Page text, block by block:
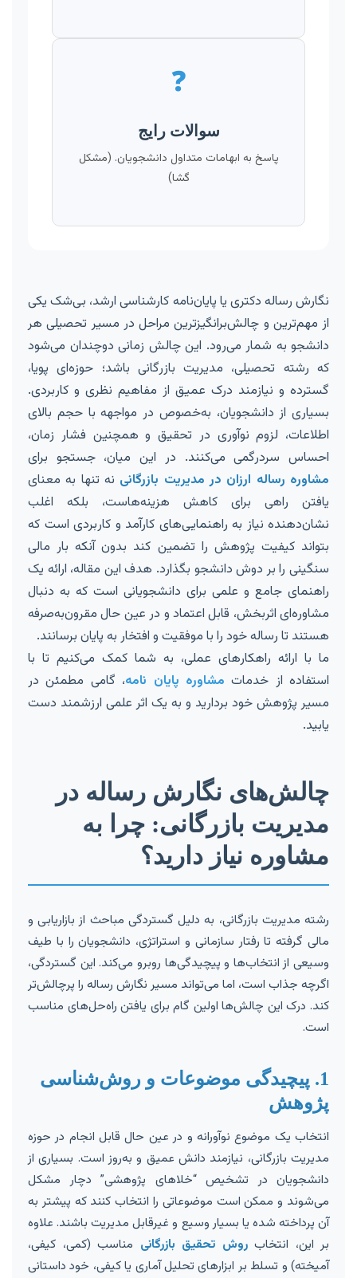
❓
سوالات رایج
پاسخ به ابهامات متداول دانشجویان. (مشکل
گشا)
نگارش رساله دکتری یا پایان‌نامه کارشناسی ارشد، بی‌شک یکی
از مهم‌ترین و چالش‌برانگیزترین مراحل در مسیر تحصیلی هر
دانشجو به شمار می‌رود. این چالش زمانی دوچندان می‌شود
که رشته تحصیلی، مدیریت بازرگانی باشد؛ حوزه‌ای پویا،
گسترده و نیازمند درک عمیق از مفاهیم نظری و کاربردی.
بسیاری از دانشجویان، به‌خصوص در مواجهه با حجم بالای
اطلاعات، لزوم نوآوری در تحقیق و همچنین فشار زمان،
احساس سردرگمی می‌کنند. در این میان، جستجو برای
مشاوره رساله ارزان در مدیریت بازرگانی نه تنها به معنای
یافتن راهی برای کاهش هزینه‌هاست، بلکه اغلب
نشان‌دهنده نیاز به راهنمایی‌های کارآمد و کاربردی است که
بتواند کیفیت پژوهش را تضمین کند بدون آنکه بار مالی
سنگینی را بر دوش دانشجو بگذارد. هدف این مقاله، ارائه یک
راهنمای جامع و علمی برای دانشجویانی است که به دنبال
مشاوره‌ای اثربخش، قابل اعتماد و در عین حال مقرون‌به‌صرفه
هستند تا رساله خود را با موفقیت و افتخار به پایان برسانند.
ما با ارائه راهکارهای عملی، به شما کمک می‌کنیم تا با
استفاده از خدمات مشاوره پایان نامه، گامی مطمئن در
مسیر پژوهش خود بردارید و به یک اثر علمی ارزشمند دست
یابید.
چالش‌های نگارش رساله در
مدیریت بازرگانی: چرا به
مشاوره نیاز دارید؟
رشته مدیریت بازرگانی، به دلیل گستردگی مباحث از بازاریابی و
مالی گرفته تا رفتار سازمانی و استراتژی، دانشجویان را با طیف
وسیعی از انتخاب‌ها و پیچیدگی‌ها روبرو می‌کند. این گستردگی،
اگرچه جذاب است، اما می‌تواند مسیر نگارش رساله را پرچالش‌تر
کند. درک این چالش‌ها اولین گام برای یافتن راه‌حل‌های مناسب
است.
1. پیچیدگی موضوعات و روش‌شناسی
پژوهش
انتخاب یک موضوع نوآورانه و در عین حال قابل انجام در حوزه
مدیریت بازرگانی، نیازمند دانش عمیق و به‌روز است. بسیاری از
دانشجویان در تشخیص “خلاهای پژوهشی” دچار مشکل
می‌شوند و ممکن است موضوعاتی را انتخاب کنند که پیشتر به
آن پرداخته شده یا بسیار وسیع و غیرقابل مدیریت باشند. علاوه
بر این، انتخابروش تحقیق بازرگانی مناسب (کمی، کیفی،
آمیخته) و تسلط بر ابزارهای تحلیل آماری یا کیفی، خود داستانی